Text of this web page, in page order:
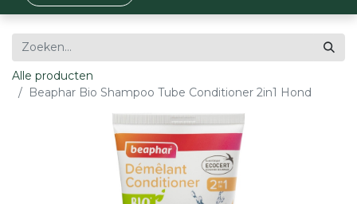
Alle producten
Beaphar Bio Shampoo Tube Conditioner 2in1 Hond